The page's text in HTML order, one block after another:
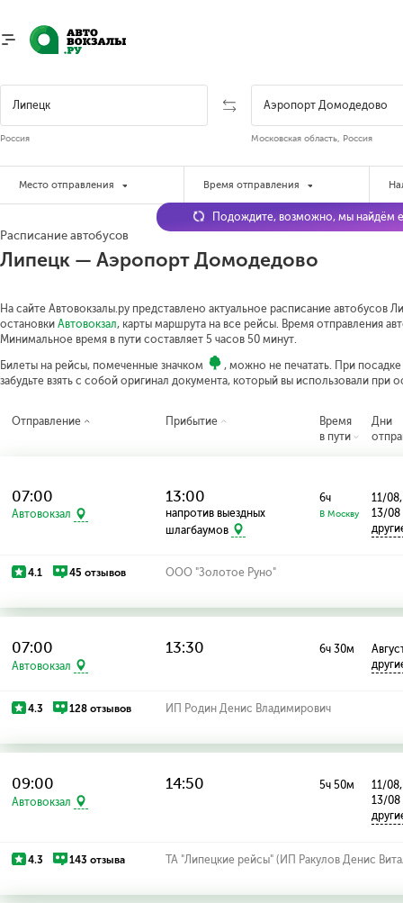
Россия Московская область, Россия
Место отправления Время отправления
Расписание автобусов
Липецк — Аэропорт Домодедово
На сайте Автовокзалы.ру представлено актуальное расписание
остановки Автовокзал, карты маршрута на все рейсы. Время отправления
Минимальное время в пути составляет 5 часов 50 минут.
Билеты на рейсы, помеченные значком
, можно не печатать. При
забудьте взять с собой оригинал документа, который вы использовали при
Подождите, возможно, мы найдём
Отправление Прибытие
Время
в пути
Дни
07:00
Автовокзал
13:00
напротив выездных
шлагбаумов
6ч
В Москву
11/
13/08
4.1 45 отзывов ООО "Золотое Руно"
07:00
Автовокзал
13:30 6ч 30м
4.3 128 отзывов ИП Родин Денис Владимирович
09:00
Автовокзал
14:50 5ч 50м
11/
13/08
4.3 143 отзыва ТА "Липецкие рейсы" (ИП Ракулов Денис